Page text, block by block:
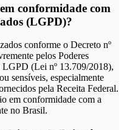
conformidade com
(LGPD)?
conforme o Decreto nº
pelos Poderes
LGPD (Lei nº 13.709/2018),
sensíveis, especialmente
pela Receita Federal.
em conformidade com a
no Brasil.